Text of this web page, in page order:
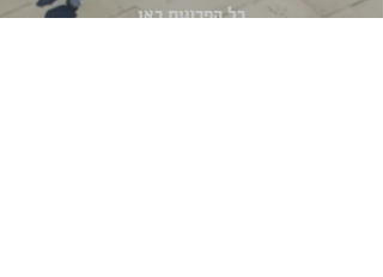
כל הפרטים כאן